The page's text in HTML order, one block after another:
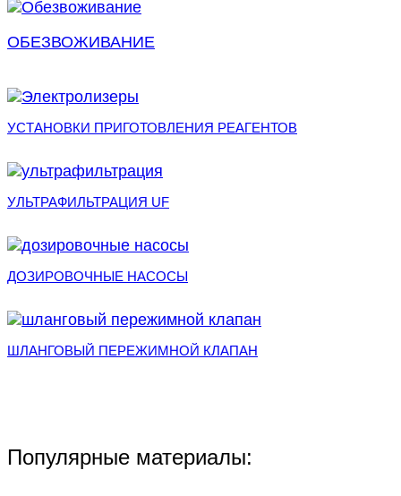
ОБЕЗВОЖИВАНИЕ
УСТАНОВКИ ПРИГОТОВЛЕНИЯ РЕАГЕНТОВ
УЛЬТРАФИЛЬТРАЦИЯ UF
ДОЗИРОВОЧНЫЕ НАСОСЫ
ШЛАНГОВЫЙ ПЕРЕЖИМНОЙ КЛАПАН
Популярные материалы: